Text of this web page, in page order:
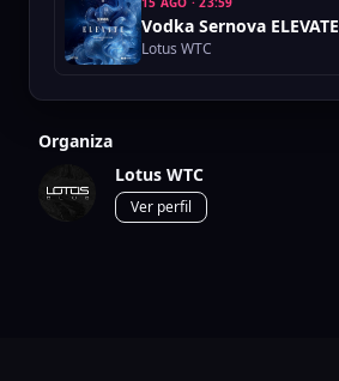
Vodka Sernova ELEVATE
Lotus WTC
Organiza
Lotus WTC
Ver perfil